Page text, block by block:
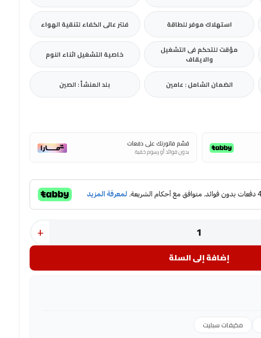
استهلاك موفر للطاقة فلتر عالى الكفاء لتنقية الهواء
مؤقت للتحكم فى التشغيل
والايقاف
خاصية التشغيل اثناء النوم
الضمان الشامل : عامين بلد المنشأ : الصين
قسّم فاتورتك على دفعات
بدون فوائد أو رسوم خفية
+
إضافة إلى السلة
مكيفات سبليت